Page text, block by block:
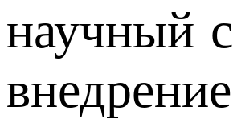
научный